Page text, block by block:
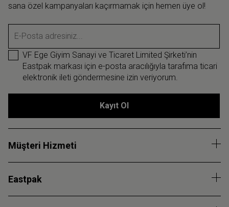
sana özel kampanyaları kaçırmamak için hemen üye ol!
E-Posta adresiniz...
VF Ege Giyim Sanayi ve Ticaret Limited Şirketi’nin
Eastpak markası için e-posta aracılığıyla tarafıma ticari
elektronik ileti göndermesine izin veriyorum.
Kayıt Ol
Müşteri Hizmeti
Eastpak